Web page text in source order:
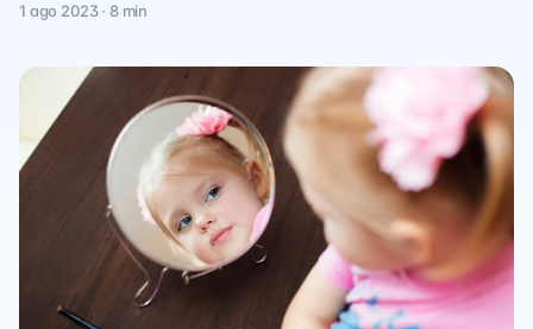
1 ago 2023 · 8 min